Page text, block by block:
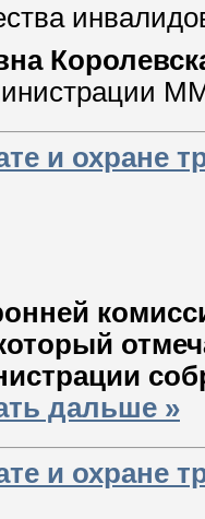
и охране
дальше »
и охране